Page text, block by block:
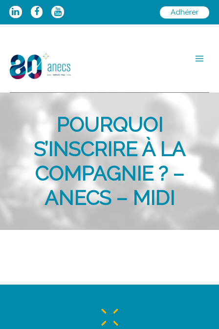
Aller
Adhérer
POURQUOI
S’INSCRIRE À LA
COMPAGNIE ? –
ANECS – MIDI